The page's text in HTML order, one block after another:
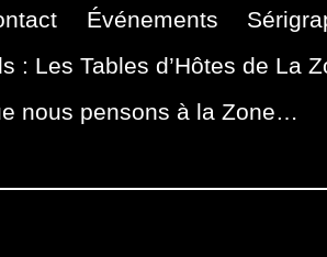
Événements
: Les Tables d’Hôtes de La
nous pensons à la Zone…